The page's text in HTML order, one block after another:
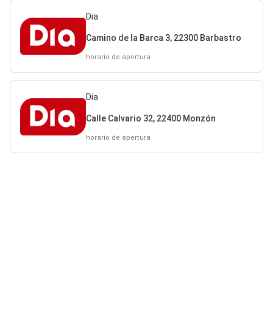
Dia
Camino de la Barca 3, 22300 Barbastro
horario de apertura
Dia
Calle Calvario 32, 22400 Monzón
horario de apertura